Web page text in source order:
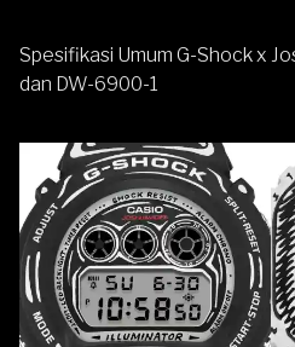
Spesifikasi Umum G-Shock x
dan DW-6900-1